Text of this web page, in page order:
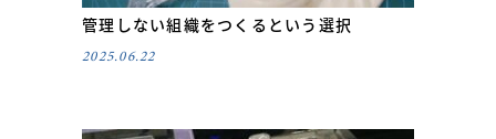
管理しない組織をつくるという選択
2025.06.22